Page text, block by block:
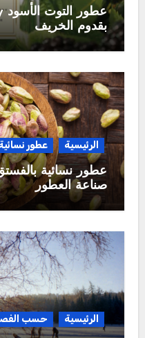
بقدوم الخريف
الرئيسية عطور
عطور نسائية
صناعة العطور
الرئيسية حسب